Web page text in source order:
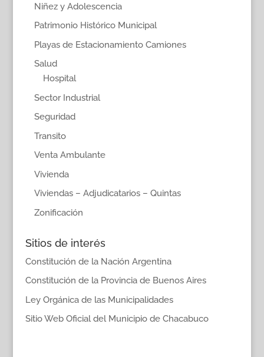
Niñez y Adolescencia
Patrimonio Histórico Municipal
Playas de Estacionamiento Camiones
Salud
Hospital
Sector Industrial
Seguridad
Transito
Venta Ambulante
Vivienda
Viviendas – Adjudicatarios – Quintas
Zonificación
Sitios de interés
Constitución de la Nación Argentina
Constitución de la Provincia de Buenos Aires
Ley Orgánica de las Municipalidades
Sitio Web Oficial del Municipio de Chacabuco